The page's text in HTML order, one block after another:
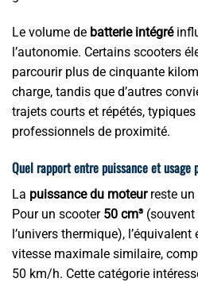
Le volume de batterie intégré
l’autonomie. Certains scooters
parcourir plus de cinquante
charge, tandis que d’autres
trajets courts et répétés,
professionnels de proximité.
Quel rapport entre puissance et usage
La puissance du moteurreste un
Pour un scooter 50 cm³ (souvent
l’univers thermique),
vitesse maximale similaire,
50 km/h. Cette catégorie